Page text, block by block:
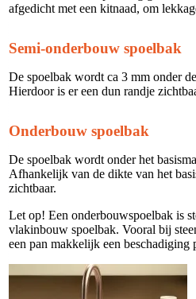
afgedicht met een kitnaad, om
Semi-onderbouw spoelbak
De spoelbak wordt ca 3 mm onder
Hierdoor is er een dun randje
Onderbouw spoelbak
De spoelbak wordt onder het
Afhankelijk van de dikte van het
zichtbaar.
Let op! Een onderbouwspoelbak is
vlakinbouw spoelbak. Vooral bij
een pan makkelijk een beschadiging